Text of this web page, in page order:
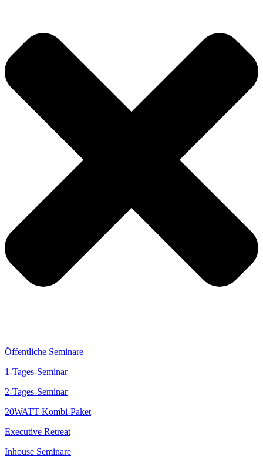
Öffentliche Seminare
1-Tages-Seminar
2-Tages-Seminar
20WATT Kombi-Paket
Executive Retreat
Inhouse Seminare